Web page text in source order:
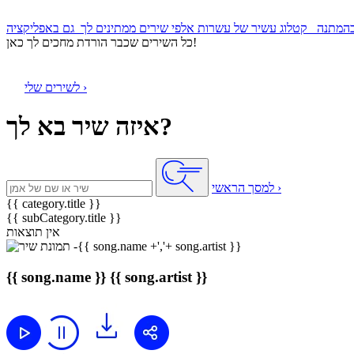
כל השירים שכבר הורדת מחכים לך כאן!
לשירים שלי ›
איזה שיר בא לך?
למסך הראשי ›
{{ category.title }}
{{ subCategory.title }}
אין תוצאות
{{ song.name }} {{ song.artist }}